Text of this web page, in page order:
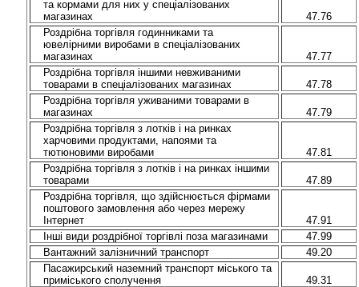
та кормами для них у спеціалізованих
магазинах
47.76
Роздрібна торгівля годинниками та
ювелірними виробами в спеціалізованих
магазинах
47.77
Роздрібна торгівля іншими невживаними
товарами в спеціалізованих магазинах
47.78
Роздрібна торгівля уживаними товарами в
магазинах
47.79
Роздрібна торгівля з лотків і на ринках
харчовими продуктами, напоями та
тютюновими виробами
47.81
Роздрібна торгівля з лотків і на ринках іншими
товарами
47.89
Роздрібна торгівля, що здійснюється фірмами
поштового замовлення або через мережу
Інтернет
47.91
Інші види роздрібної торгівлі поза магазинами
47.99
Вантажний залізничний транспорт
49.20
Пасажирський наземний транспорт міського та
приміського сполучення
49.31